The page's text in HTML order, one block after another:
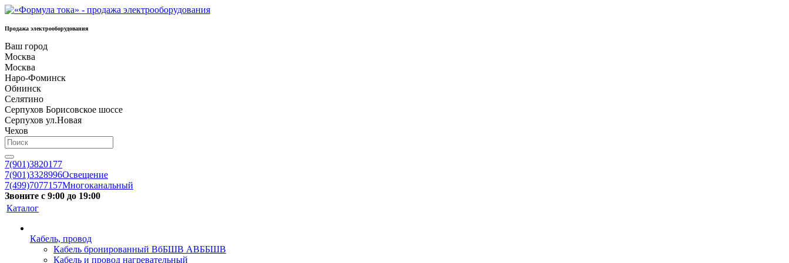
Продажа электрооборудования
Ваш город
Москва
Москва
Наро-Фоминск
Обнинск
Селятино
Серпухов Борисовское шоссе
Серпухов ул.Новая
Чехов
7(901)3820177
7(901)3328996Освещение
7(499)7077157Многоканальный
Звоните с 9:00 до 19:00
Каталог
Кабель, провод
Кабель бронированный ВбБШВ АВББШВ
Кабель и провод нагревательный